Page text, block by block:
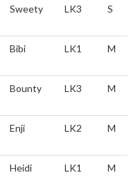
Sweety LK3 S
Bibi LK1 M
Bounty LK3 M
Enji LK2 M
Heidi LK1 M